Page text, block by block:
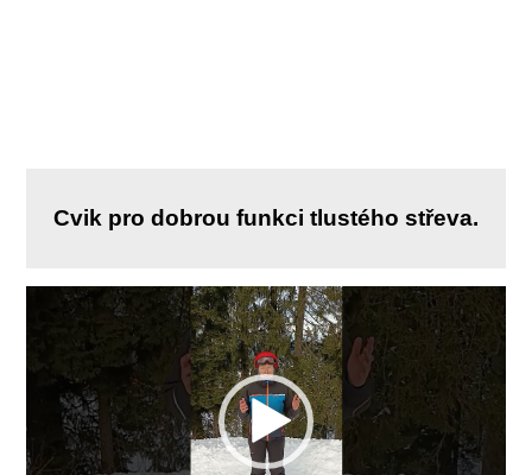
Cvik pro dobrou funkci tlustého střeva.
Video